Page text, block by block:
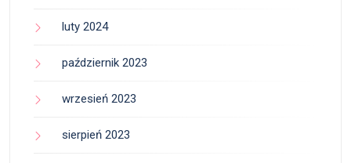
luty 2024
październik 2023
wrzesień 2023
sierpień 2023